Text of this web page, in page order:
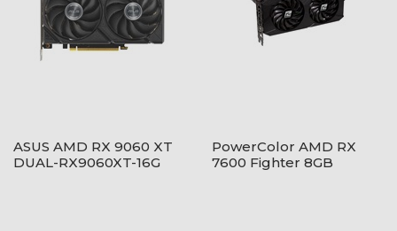
ASUS AMD RX 9060 XT
DUAL-RX9060XT-16G
PowerColor AMD RX
7600 Fighter 8GB